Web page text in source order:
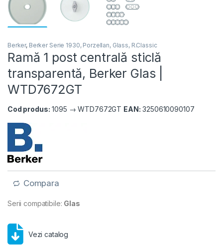
Berker, Berker Serie 1930, Porzellan, Glass, R.Classic
Ramă 1 post centrală sticlă
transparentă, Berker Glas |
WTD7672GT
Cod produs: 1095 → WTD7672GT EAN: 3250610090107
Compara
Serii compatibile: Glas
Vezi catalog